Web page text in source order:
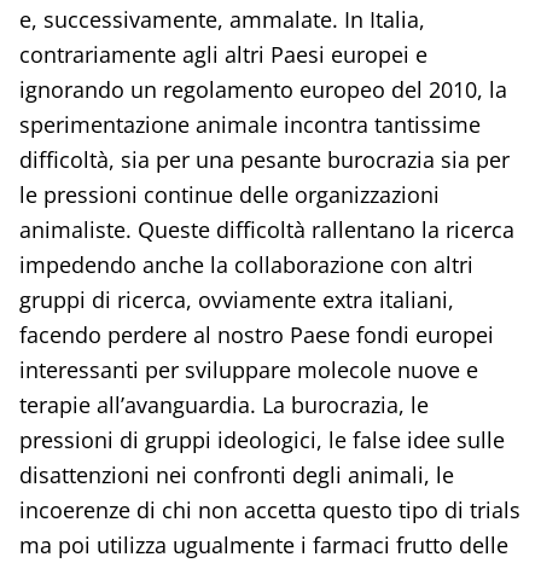
e, successivamente, ammalate. In Italia,
contrariamente agli altri Paesi europei e
ignorando un regolamento europeo del 2010, la
sperimentazione animale incontra tantissime
difficoltà, sia per una pesante burocrazia sia per
le pressioni continue delle organizzazioni
animaliste. Queste difficoltà rallentano la ricerca
impedendo anche la collaborazione con altri
gruppi di ricerca, ovviamente extra italiani,
facendo perdere al nostro Paese fondi europei
interessanti per sviluppare molecole nuove e
terapie all’avanguardia. La burocrazia, le
pressioni di gruppi ideologici, le false idee sulle
disattenzioni nei confronti degli animali, le
incoerenze di chi non accetta questo tipo di trials
ma poi utilizza ugualmente i farmaci frutto delle